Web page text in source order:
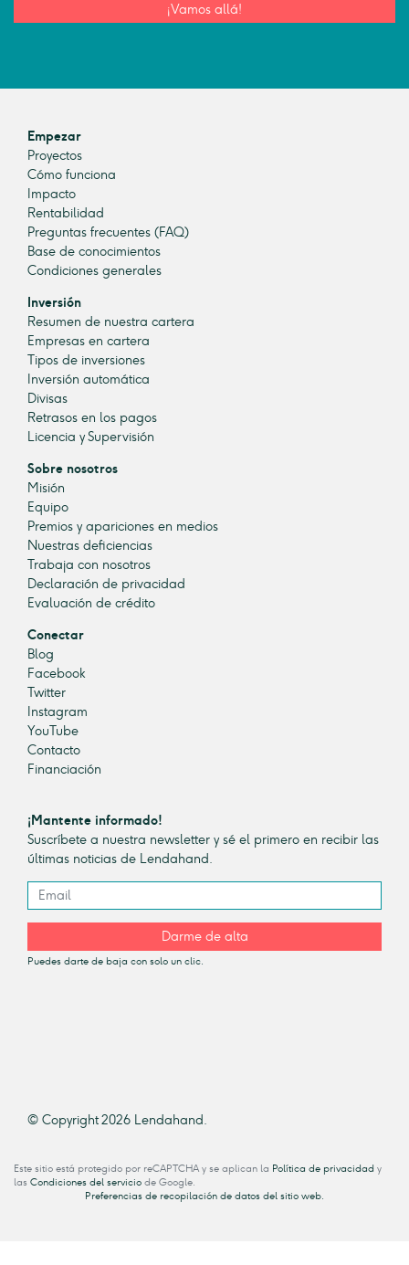
¡Vamos allá!
Empezar
Proyectos
Cómo funciona
Impacto
Rentabilidad
Preguntas frecuentes (FAQ)
Base de conocimientos
Condiciones generales
Inversión
Resumen de nuestra cartera
Empresas en cartera
Tipos de inversiones
Inversión automática
Divisas
Retrasos en los pagos
Licencia y Supervisión
Sobre nosotros
Misión
Equipo
Premios y apariciones en medios
Nuestras deficiencias
Trabaja con nosotros
Declaración de privacidad
Evaluación de crédito
Conectar
Blog
Facebook
Twitter
Instagram
YouTube
Contacto
Financiación
¡Mantente informado!
Suscríbete a nuestra newsletter y sé el primero en recibir las
últimas noticias de Lendahand.
Darme de alta
Puedes darte de baja con solo un clic.
© Copyright 2026 Lendahand.
Este sitio está protegido por reCAPTCHA y se aplican la Política de privacidad y
las Condiciones del servicio de Google.
Preferencias de recopilación de datos del sitio web.